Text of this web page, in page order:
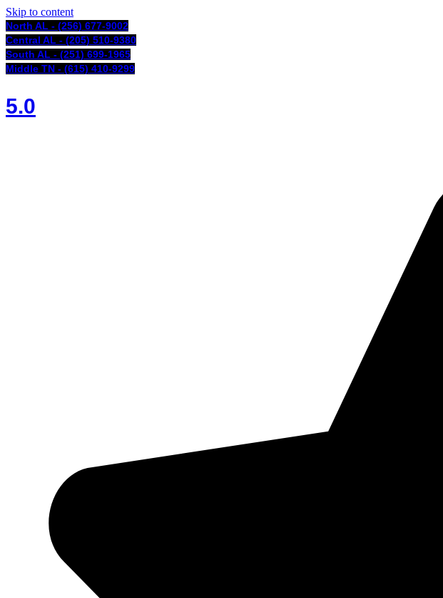
Skip to content
North AL - (256) 677-9002
Central AL - (205) 510-9380
South AL - (251) 699-1965
Middle TN - (615) 410-9299
5.0